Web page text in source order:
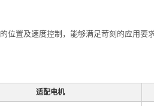
置及速度控制，能够满足苛刻的应用要
适配电机